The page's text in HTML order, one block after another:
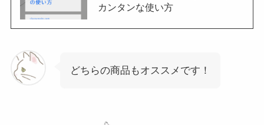
カンタンな使い方
どちらの商品もオススメです！